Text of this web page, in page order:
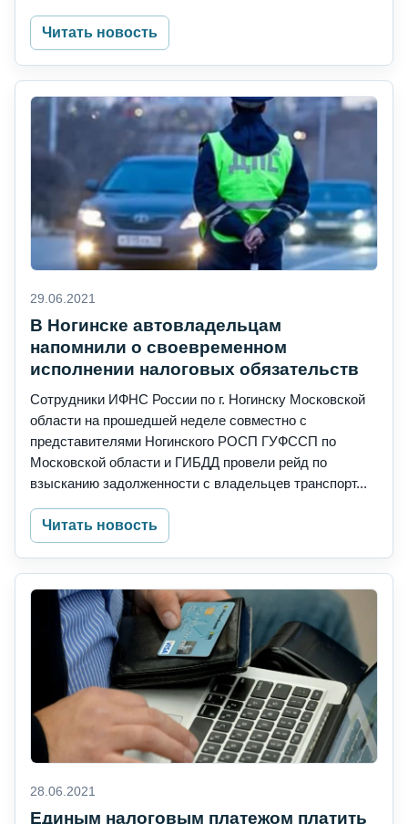
Читать новость
29.06.2021
В Ногинске автовладельцам
напомнили о своевременном
исполнении налоговых обязательств
Сотрудники ИФНС России по г. Ногинску Московской
области на прошедшей неделе совместно с
представителями Ногинского РОСП ГУФССП по
Московской области и ГИБДД провели рейд по
взысканию задолженности с владельцев транспорт...
Читать новость
28.06.2021
Единым налоговым платежом платить